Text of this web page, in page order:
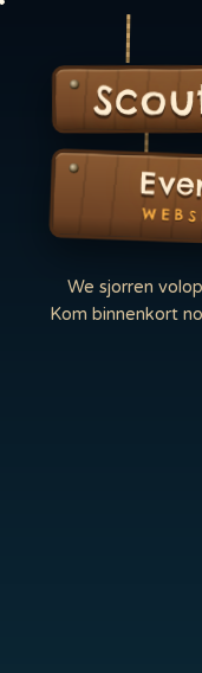
We sjorren
Kom binnenkort